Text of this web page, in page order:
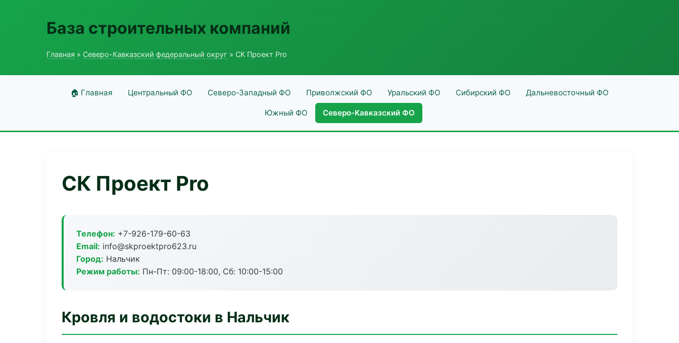
База строительных компаний
Главная » Северо-Кавказский федеральный округ » СК Проект Pro
🏠 Главная Центральный ФО Северо-Западный ФО Приволжский ФО Уральский ФО Сибирский ФО Дальневосточный ФО
Южный ФО Северо-Кавказский ФО
СК Проект Pro
Телефон: +7-926-179-60-63
Email: info@skproektpro623.ru
Город: Нальчик
Режим работы: Пн-Пт: 09:00-18:00, Сб: 10:00-15:00
Кровля и водостоки в Нальчик